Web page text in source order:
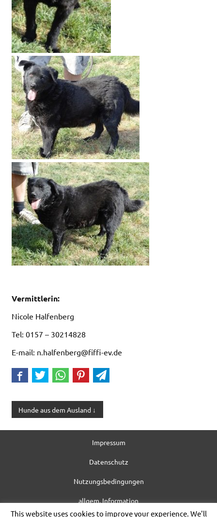
Vermittlerin:
Nicole Halfenberg
Tel: 0157 – 30214828
E-mail: n.halfenberg@fiffi-ev.de
Hunde aus dem Ausland ↓
Impressum
Datenschutz
Nutzungsbedingungen
allgem. Information
This website uses cookies to improve your experience. We'll